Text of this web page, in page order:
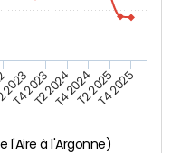
l'Aire à l'Argonne)
T4 2023T2 2024T4 2024T2 2025T4 2025